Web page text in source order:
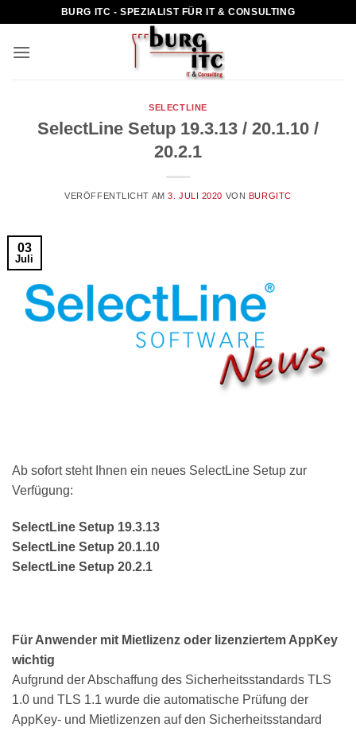
springen
BURG ITC - SPEZIALIST FÜR IT & CONSULTING
SELECTLINE
SelectLine Setup 19.3.13 / 20.1.10 /
20.2.1
VERÖFFENTLICHT AM3. JULI 2020 VON BURGITC
03
Juli
Ab sofort steht Ihnen ein neues SelectLine Setup zur
Verfügung:
SelectLine Setup 19.3.13
SelectLine Setup 20.1.10
SelectLine Setup 20.2.1
Für Anwender mit Mietlizenz oder lizenziertem AppKey
wichtig
Aufgrund der Abschaffung des Sicherheitsstandards TLS
1.0 und TLS 1.1 wurde die automatische Prüfung der
AppKey- und Mietlizenzen auf den Sicherheitsstandard